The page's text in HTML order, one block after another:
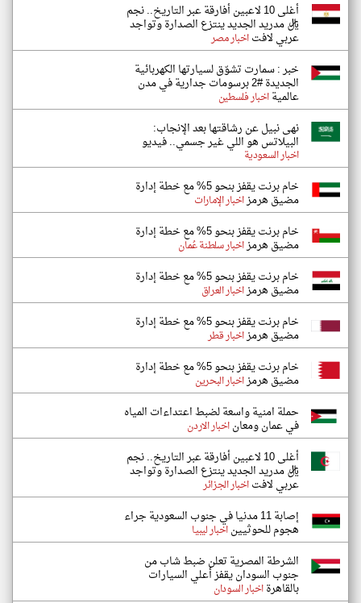
أغلى 10 لاعبين أفارقة عبر التاريخ.. نجم
ريال مدريد الجديد ينتزع الصدارة وتواجد
عربي لافتاخبار مصر
خبر : سمارت تشوّق لسيارتها الكهربائية
الجديدة #2 برسومات جدارية في مدن
عالميةاخبار فلسطين
نهى نبيل عن رشاقتها بعد الإنجاب:
البيلاتس هو اللي غير جسمي.. فيديو
اخبار السعودية
خام برنت يقفز بنحو 5% مع خطة إدارة
مضيق هرمزاخبار الإمارات
خام برنت يقفز بنحو 5% مع خطة إدارة
مضيق هرمزاخبار سلطنة عُمان
خام برنت يقفز بنحو 5% مع خطة إدارة
مضيق هرمزاخبار العراق
خام برنت يقفز بنحو 5% مع خطة إدارة
مضيق هرمزاخبار قطر
خام برنت يقفز بنحو 5% مع خطة إدارة
مضيق هرمزاخبار البحرين
حملة امنية واسعة لضبط اعتداءات المياه
في عمان ومعاناخبار الاردن
أغلى 10 لاعبين أفارقة عبر التاريخ.. نجم
ريال مدريد الجديد ينتزع الصدارة وتواجد
عربي لافتاخبار الجزائر
إصابة 11 مدنيا في جنوب السعودية جراء
هجوم للحوثييناخبار ليبيا
الشرطة المصرية تعلن ضبط شاب من
جنوب السودان يقفز أعلي السيارات
بالقاهرةاخبار السودان